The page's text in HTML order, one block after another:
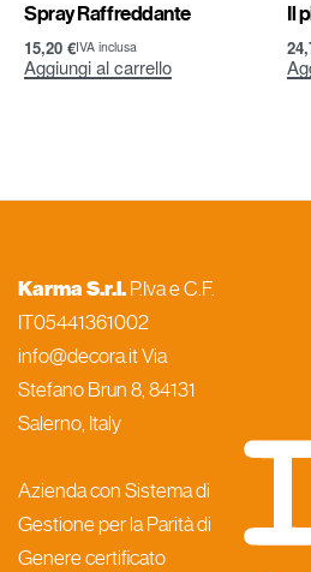
Spray Raffreddante
15,20 €IVA inclusa
Aggiungi al carrello
Il
Karma S.r.l. P.Iva e C.F.
IT05441361002
info@decora.it Via
Stefano Brun 8, 84131
Salerno, Italy
Azienda con Sistema di
Gestione per la Parità di
Genere certificato